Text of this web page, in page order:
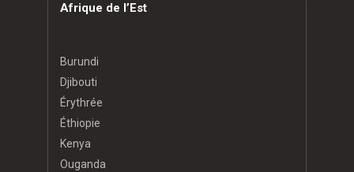
Afrique de l’Est
Burundi
Djibouti
Érythrée
Éthiopie
Kenya
Ouganda